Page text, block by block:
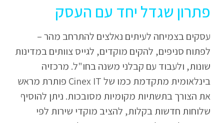
פתרון שגדל יחד עם העסק
עסקים בצמיחה לעיתים נאלצים להתרחב מהר –
לפתוח סניפים, להקים מוקדים, לגייס צוותים במדינות
שונות, ולעבוד עם קבלני משנה בחו"ל. מרכזיה
בינלאומית מתקדמת כמו של Cinex IT פותרת מראש
את הצורך בתשתיות מקומיות מסובכות. ניתן להוסיף
שלוחות חדשות בקלות, להציב מוקדי שירות לפי